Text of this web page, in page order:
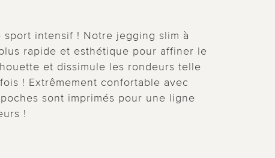
intensif ! Notre jegging slim à
rapide et esthétique pour affiner le
et dissimule les rondeurs telle
! Extrêmement confortable avec
sont imprimés pour une ligne
!